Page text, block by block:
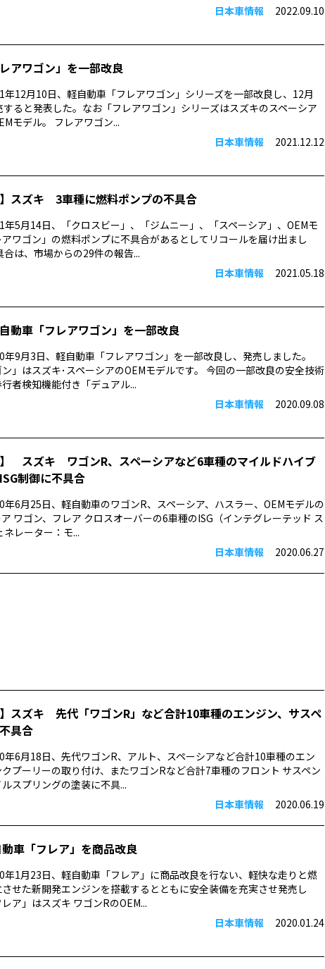
日本車情報
2022.09.10
アワゴン」を一部改良
年12月10日、軽自動車「フレアワゴン」シリーズを一部改良し、12月
ると発表した。なお「フレアワゴン」シリーズはスズキのスペーシア
モデル。 フレアワゴン...
日本車情報
2021.12.12
】スズキ 3車種に燃料ポンプの不具合
年5月14日、「クロスビー」、「ジムニー」、「スペーシア」、OEMモ
ワゴン」の燃料ポンプに不具合があるとしてリコールを届け出まし
合は、市場からの29件の報告...
日本車情報
2021.05.18
動車「フレアワゴン」を一部改良
年9月3日、軽自動車「フレアワゴン」を一部改良し、発売しました。
ン」はスズキ･スペーシアのOEMモデルです。 今回の一部改良の安全技術
者検知機能付き「デュアル...
日本車情報
2020.09.08
】 スズキ ワゴンR、スペーシアなど6車種のマイルドハイブ
制御に不具合
年6月25日、軽自動車のワゴンR、スペーシア、ハスラー、OEMモデルの
ワゴン、フレア クロスオーバーの6車種のISG（インテグレーテッド ス
ネレーター：モ...
日本車情報
2020.06.27
】スズキ 先代「ワゴンR」など合計10車種のエンジン、サスペ
具合
年6月18日、先代ワゴンR、アルト、スペーシアなど合計10車種のエン
プーリーの取り付け、またワゴンRなど合計7車種のフロント サスペン
スプリングの塗装に不具...
日本車情報
2020.06.19
車「フレア」を商品改良
年1月23日、軽自動車「フレア」に商品改良を行ない、軽快な走りと燃
せた新開発エンジンを搭載するとともに安全装備を充実させ発売し
ア」はスズキ ワゴンRのOEM...
日本車情報
2020.01.24